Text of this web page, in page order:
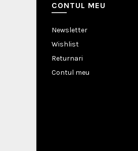
CONTUL MEU
Newsletter
Wishlist
Returnari
Contul meu